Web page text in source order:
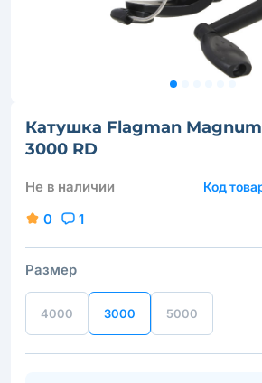
Катушка Flagman
3000 RD
Не в наличии Код
0 1
Размер
4000 3000 5000